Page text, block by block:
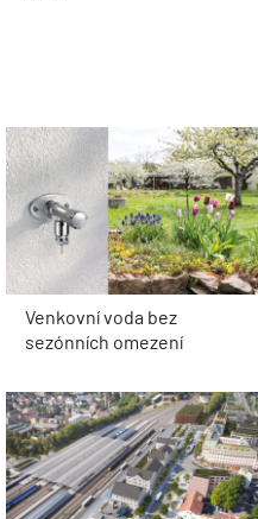
Venkovní voda bez
sezónních omezení